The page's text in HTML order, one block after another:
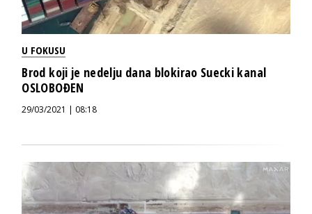
U FOKUSU
Brod koji je nedelju dana blokirao Suecki kanal
OSLOBOĐEN
29/03/2021 | 08:18